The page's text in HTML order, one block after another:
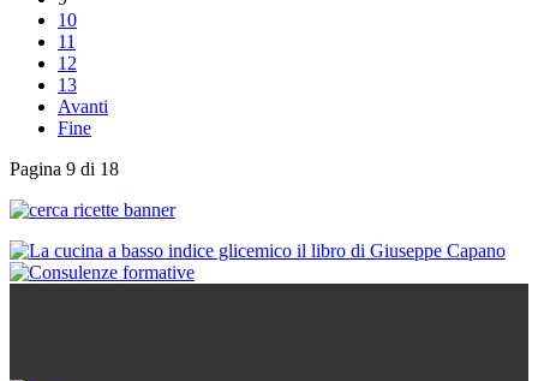
10
11
12
13
Avanti
Fine
Pagina 9 di 18